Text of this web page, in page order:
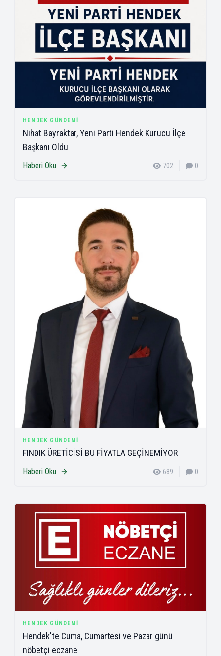
HENDEK GÜNDEMI
Nihat Bayraktar, Yeni Parti Hendek Kurucu İlçe
Başkanı Oldu
Haberi Oku 702 0
HENDEK GÜNDEMI
FINDIK ÜRETİCİSİ BU FİYATLA GEÇİNEMİYOR
Haberi Oku 689 0
HENDEK GÜNDEMI
Hendek'te Cuma, Cumartesi ve Pazar günü
nöbetçi eczane